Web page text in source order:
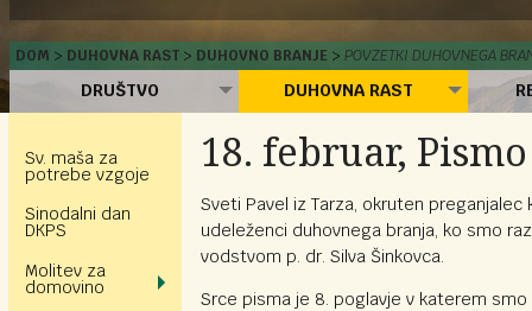
DOM DUHOVNA RAST DUHOVNO BRANJE POVZETKI DUHOVNEGA
DRUŠTVO DUHOVNA RAST
Sv. maša za
potrebe vzgoje
Sinodalni dan
DKPS
Molitev za
domovino
18. februar,
Sveti Pavel iz Tarza, okruten
udeleženci duhovnega branja, ko smo
vodstvom p. dr. Silva Šinkovca.
Srce pisma je 8. poglavje v katerem